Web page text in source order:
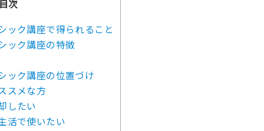
次
ック講座で得られること
ック講座の特徴
ック講座の位置づけ
スメな方
したい
活で使いたい